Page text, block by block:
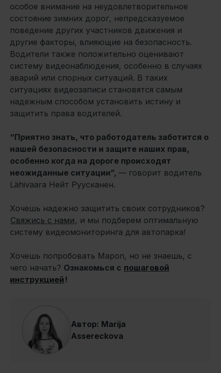
особое внимание на неудовлетворительное
состояние зимних дорог, непредсказуемое
поведение других участников движения и
другие факторы, влияющие на безопасность.
Водители также положительно оценивают
систему видеонаблюдения, особенно в случаях
аварий или спорных ситуаций. В таких
ситуациях видеозаписи становятся самым
надежным способом установить истину и
защитить права водителей.
“Приятно знать, что работодатель заботится о
нашей безопасности и защите наших прав,
особенно когда на дороге происходят
неожиданные ситуации”, — говорит водитель
Lähivaara Нейт Руусканен.
Хочешь надежно защитить своих сотрудников?
Свяжись с нами , и мы подберем оптимальную
систему видеомониторинга для автопарка!
Хочешь попробовать Mapon, но не знаешь, с
чего начать? Ознакомься с пошаговой
инструкцией !
Автор: Marija
Assereckova